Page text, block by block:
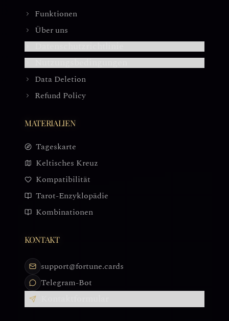
Funktionen
Über uns
Data Deletion
Refund Policy
MATERIALIEN
Tageskarte
Keltisches Kreuz
Kompatibilität
Tarot-Enzyklopädie
Kombinationen
KONTAKT
support@fortune.cards
Telegram-Bot